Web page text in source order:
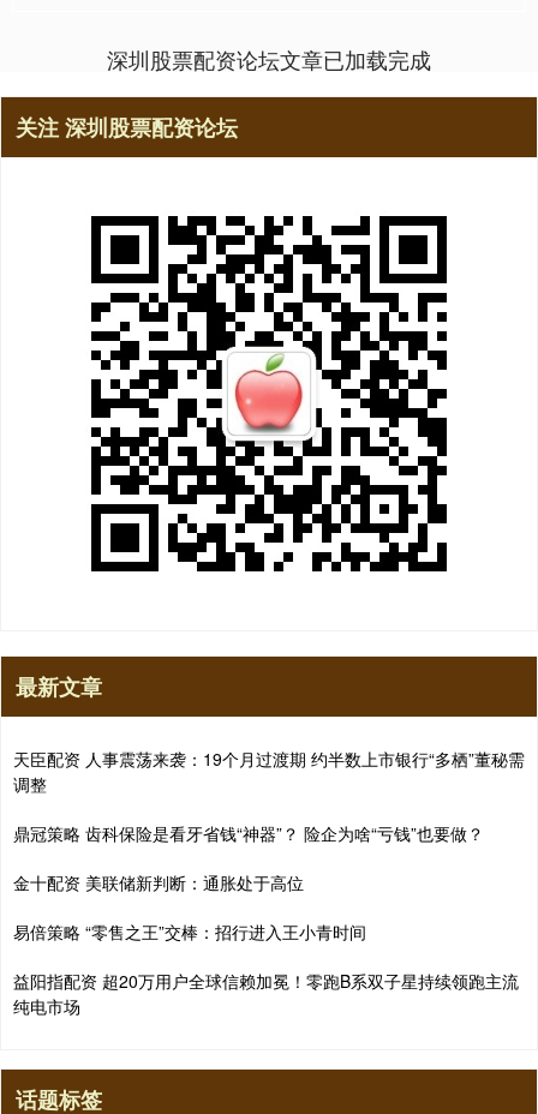
深圳股票配资论坛文章已加载完成
关注 深圳股票配资论坛
最新文章
天臣配资 人事震荡来袭：19个月过渡期 约半数上市银行“多栖”董秘需
调整
鼎冠策略 齿科保险是看牙省钱“神器”？ 险企为啥“亏钱”也要做？
金十配资 美联储新判断：通胀处于高位
易倍策略 “零售之王”交棒：招行进入王小青时间
益阳指配资 超20万用户全球信赖加冕！零跑B系双子星持续领跑主流
纯电市场
话题标签